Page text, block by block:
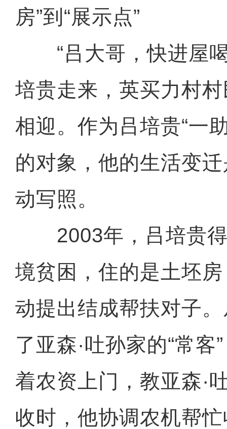
房”到“展示点”
“吕大哥，快进屋喝
培贵走来，英买力村
相迎。作为吕培贵“一
的对象，他的生活变
动写照。
2003年，吕培贵得
境贫困，住的是土坯
动提出结成帮扶对子
了亚森·吐孙家的“常客
着农资上门，教亚森·
收时，他协调农机帮